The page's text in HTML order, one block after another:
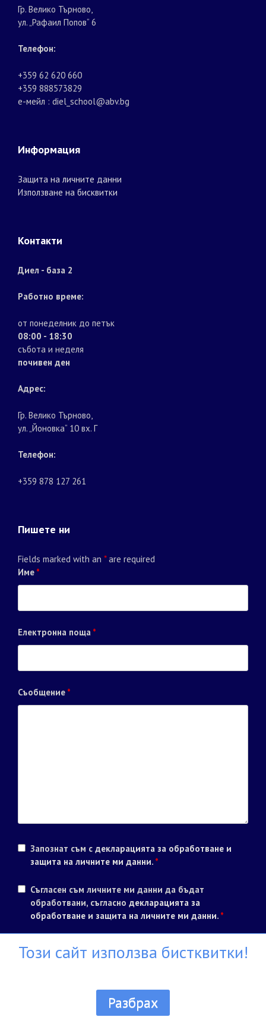
Този сайт използва бистквитки!
Разбрах
Гр. Велико Търново,
ул. „Рафаил Попов“ 6
Телефон:
+359 62 620 660
+359 888573829
е-мейл : diel_school@abv.bg
Информация
Защита на личните данни
Използване на бисквитки
Контакти
Диел - база 2
Работно време:
от понеделник до петък
08:00 - 18:30
събота и неделя
почивен ден
Адрес:
Гр. Велико Търново,
ул. „Йоновка“ 10 вх. Г
Телефон:
+359 878 127 261
Пишете ни
Fields marked with an *are required
Име *
Електронна поща *
Съобщение *
Запознат съм с декларацията за обработване и
защита на личните ми данни. *
Съгласен съм личните ми данни да бъдат
обработвани, съгласно декларацията за
обработване и защита на личните ми данни. *
Всички права запазени ® Училище Диел 1990 - 2026